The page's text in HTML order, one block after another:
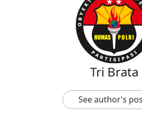
Tri Brata
See author's